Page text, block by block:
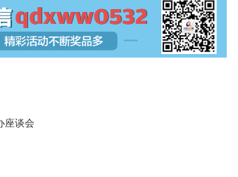
座谈会